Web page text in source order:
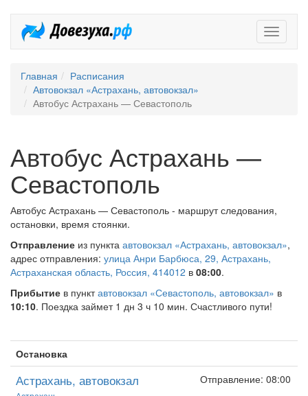
Главная
Расписания
Автовокзал «Астрахань, автовокзал»
Автобус Астрахань — Севастополь
Автобус Астрахань —
Севастополь
Автобус Астрахань — Севастополь - маршрут следования,
остановки, время стоянки.
Отправление из пункта автовокзал «Астрахань, автовокзал»,
адрес отправления: улица Анри Барбюса, 29, Астрахань,
Астраханская область, Россия, 414012 в 08:00.
Прибытие в пунктавтовокзал «Севастополь, автовокзал» в
10:10. Поездка займет 1 дн 3 ч 10 мин. Счастливого пути!
Остановка
Астрахань, автовокзал Отправление: 08:00